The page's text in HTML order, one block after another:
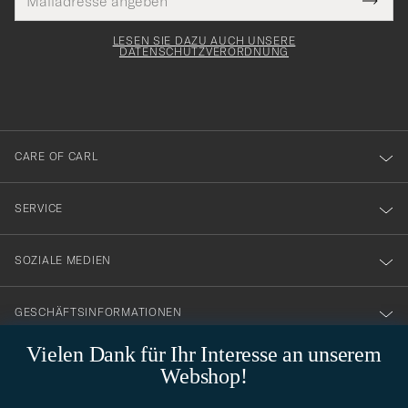
Vielen Dank für Ihr Interesse an unserem
Webshop!
Mail
Adresse
för
dig
till
vårt
nyhetsbrev!
LESEN SIE DAZU AUCH UNSERE
DATENSCHUTZVERORDNUNG
CARE OF CARL
SERVICE
SOZIALE MEDIEN
GESCHÄFTSINFORMATIONEN